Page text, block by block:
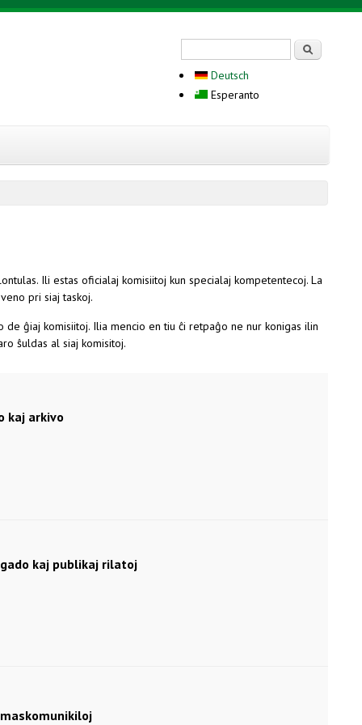
Deutsch
Esperanto
Ili estas oficialaj komisiitoj kun specialaj kompetentecoj. La
pri siaj taskoj.
ĝiaj komisiitoj. Ilia mencio en tiu ĉi retpaĝo ne nur konigas ilin
ŝuldas al siaj komisitoj.
kaj arkivo
kaj publikaj rilatoj